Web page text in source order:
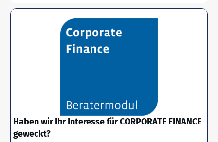
Haben wir Ihr Interesse für CORPORATE FINANCE
geweckt?